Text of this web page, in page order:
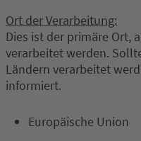
Ort der Verarbeitung:
Dies ist der primäre Ort,
verarbeitet werden.
Ländern verarbeitet
informiert.
Europäische Union